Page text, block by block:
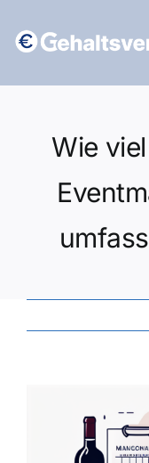
Inhalt
Wie
grösseres